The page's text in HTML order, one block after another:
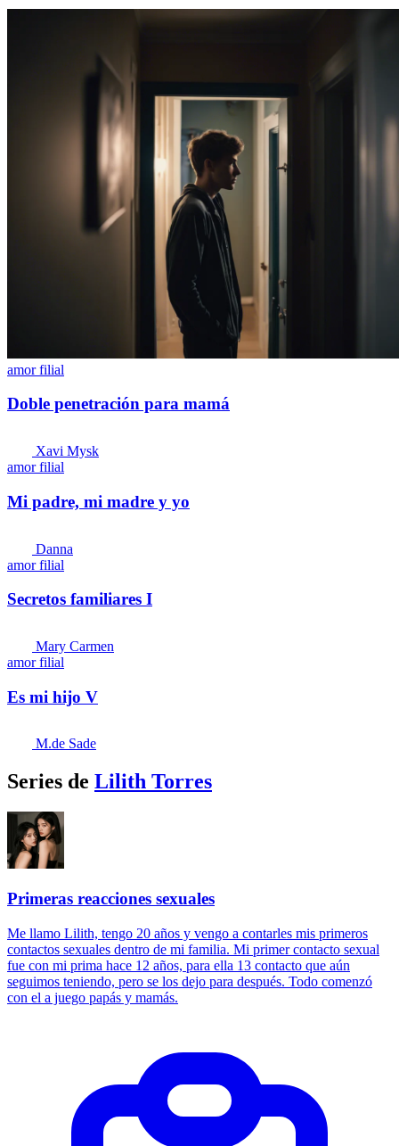
amor filial
Doble penetración para mamá
Xavi Mysk
amor filial
Mi padre, mi madre y yo
Danna
amor filial
Secretos familiares I
Mary Carmen
amor filial
Es mi hijo V
M.de Sade
Series de Lilith Torres
Primeras reacciones sexuales
Me llamo Lilith, tengo 20 años y vengo a contarles mis primeros
contactos sexuales dentro de mi familia. Mi primer contacto sexual
fue con mi prima hace 12 años, para ella 13 contacto que aún
seguimos teniendo, pero se los dejo para después. Todo comenzó
con el a juego papás y mamás.